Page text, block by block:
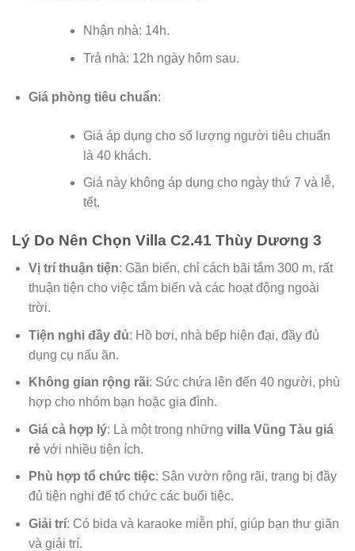
Nhận nhà: 14h.
Trả nhà: 12h ngày hôm sau.
Giá phòng tiêu chuẩn:
Giá áp dụng cho số lượng người tiêu chuẩn
là 40 khách.
Giá này không áp dụng cho ngày thứ 7 và lễ,
tết.
Lý Do Nên Chọn Villa C2.41 Thùy Dương 3
Vị trí thuận tiện: Gần biển, chỉ cách bãi tắm 300 m, rất
thuận tiện cho việc tắm biển và các hoạt động ngoài
trời.
Tiện nghi đầy đủ: Hồ bơi, nhà bếp hiện đại, đầy đủ
dụng cụ nấu ăn.
Không gian rộng rãi: Sức chứa lên đến 40 người, phù
hợp cho nhóm bạn hoặc gia đình.
Giá cả hợp lý: Là một trong những villa Vũng Tàu giá
rẻvới nhiều tiện ích.
Phù hợp tổ chức tiệc: Sân vườn rộng rãi, trang bị đầy
đủ tiện nghi để tổ chức các buổi tiệc.
Giải trí: Có bida và karaoke miễn phí, giúp bạn thư giãn
và giải trí.